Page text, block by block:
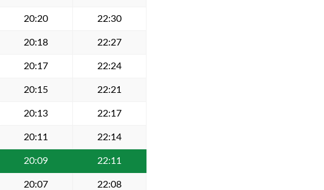
20:20 22:30
20:18 22:27
20:17 22:24
20:15 22:21
20:13 22:17
20:11 22:14
20:09 22:11
20:07 22:08